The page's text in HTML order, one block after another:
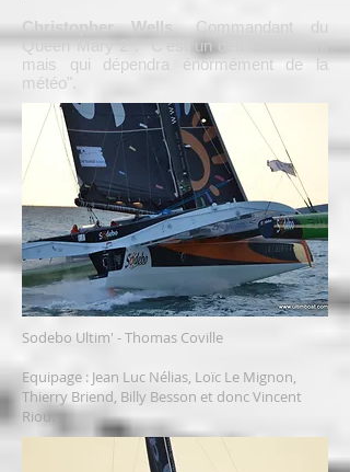
Christopher Wells, Commandant du
Queen Mary 2 : "C'est un défi intéressant
mais qui dépendra énormément de la
météo".
Sodebo Ultim' - Thomas Coville
Equipage : Jean Luc Nélias, Loïc Le Mignon,
Thierry Briend, Billy Besson et donc Vincent
Riou.